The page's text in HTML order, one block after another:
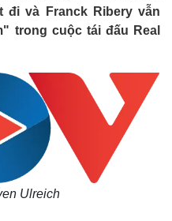
và Franck Ribery vẫn
trong cuộc tái đấu Real
Ulreich